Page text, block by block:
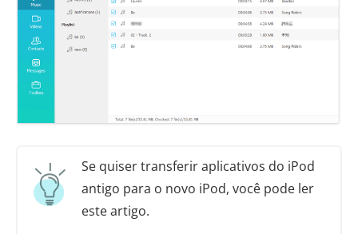
Se quiser transferir aplicativos do iPod
antigo para o novo iPod, você pode ler
este artigo.